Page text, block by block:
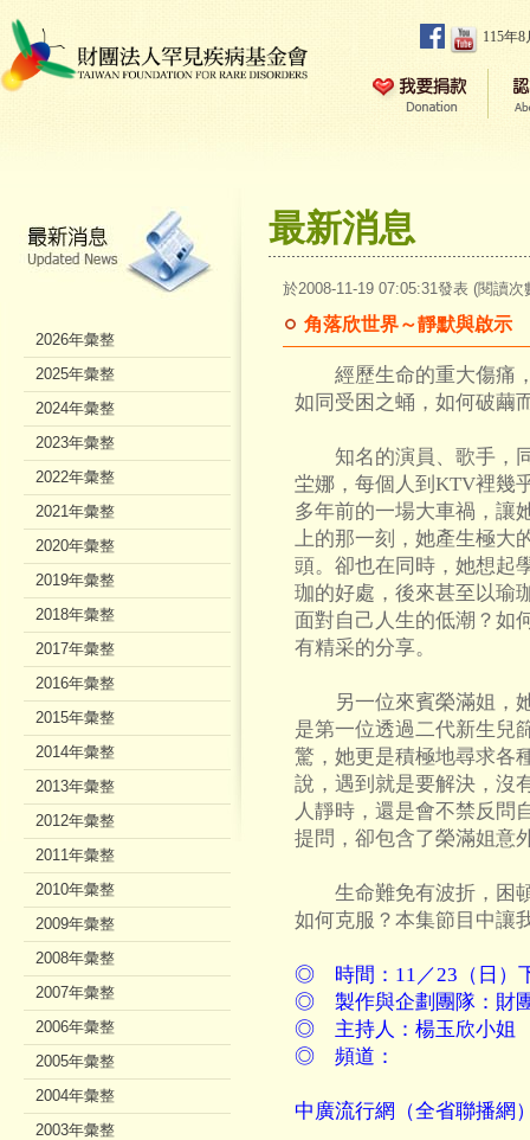
115年
最新消息
於2008-11-19 07:05:31發表 (閱讀次
角落欣世界～靜默與啟示
經歷生命的重大傷痛，
如同受困之蛹，如何破繭
知名的演員、歌手，同
坣娜，每個人到KTV裡幾
多年前的一場大車禍，讓
上的那一刻，她產生極大
頭。卻也在同時，她想起
珈的好處，後來甚至以瑜
面對自己人生的低潮？如
有精采的分享。
另一位來賓榮滿姐，她
是第一位透過二代新生兒
驚，她更是積極地尋求各
說，遇到就是要解決，沒
人靜時，還是會不禁反問
提問，卻包含了榮滿姐意
生命難免有波折，困頓
如何克服？本集節目中讓
◎ 時間：11／23（日）
◎ 製作與企劃團隊：財
◎ 主持人：楊玉欣小姐
◎ 頻道：
中廣流行網（全省聯播網
2026年彙整
2025年彙整
2024年彙整
2023年彙整
2022年彙整
2021年彙整
2020年彙整
2019年彙整
2018年彙整
2017年彙整
2016年彙整
2015年彙整
2014年彙整
2013年彙整
2012年彙整
2011年彙整
2010年彙整
2009年彙整
2008年彙整
2007年彙整
2006年彙整
2005年彙整
2004年彙整
2003年彙整